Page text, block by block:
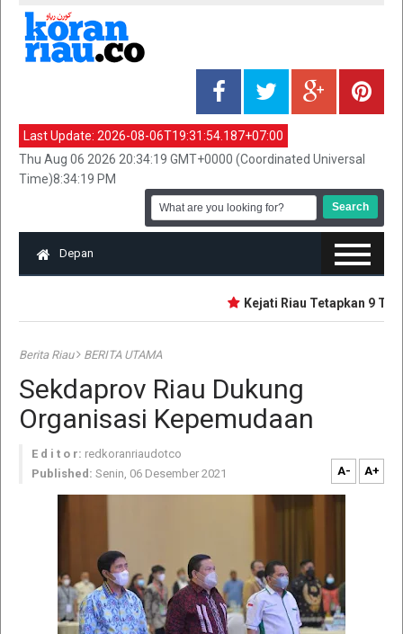
Last Update: 2026-08-06T19:31:54.187+07:00
Thu Aug 06 2026 20:34:19 GMT+0000 (Coordinated Universal
Time)8:34:19 PM
Depan
Kejati Riau Tetapkan 9
Berita Riau BERITA UTAMA
Sekdaprov Riau Dukung
Organisasi Kepemudaan
E d i t o r: redkoranriaudotco
Published: Senin, 06 Desember 2021 A- A+